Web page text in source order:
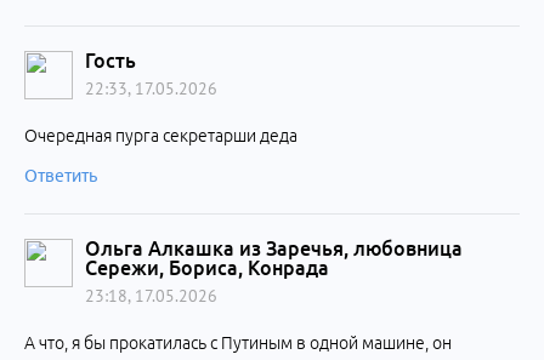
Гость
22:33, 17.05.2026
Очередная пурга секретарши деда
Ответить
Ольга Алкашка из Заречья, любовница
Сережи, Бориса, Конрада
23:18, 17.05.2026
А что, я бы прокатилась с Путиным в одной машине, он